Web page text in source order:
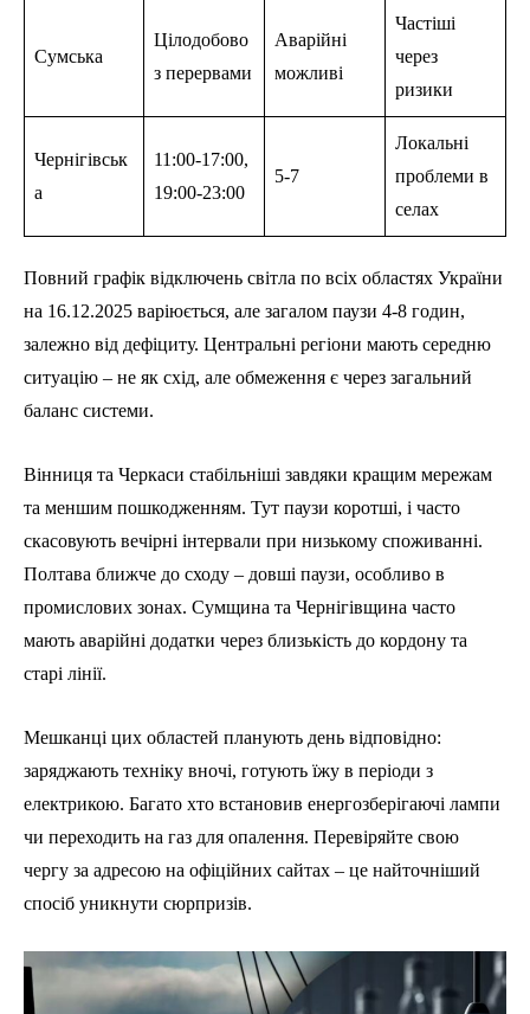
Сумська
Цілодобово
з перервами
Аварійні
можливі
Частіші
через
ризики
Чернігівськ
а
11:00-17:00,
19:00-23:00
5-7
Локальні
проблеми в
селах
Повний графік відключень світла по всіх областях України
на 16.12.2025 варіюється, але загалом паузи 4-8 годин,
залежно від дефіциту. Центральні регіони мають середню
ситуацію – не як схід, але обмеження є через загальний
баланс системи.
Вінниця та Черкаси стабільніші завдяки кращим мережам
та меншим пошкодженням. Тут паузи коротші, і часто
скасовують вечірні інтервали при низькому споживанні.
Полтава ближче до сходу – довші паузи, особливо в
промислових зонах. Сумщина та Чернігівщина часто
мають аварійні додатки через близькість до кордону та
старі лінії.
Мешканці цих областей планують день відповідно:
заряджають техніку вночі, готують їжу в періоди з
електрикою. Багато хто встановив енергозберігаючі лампи
чи переходить на газ для опалення. Перевіряйте свою
чергу за адресою на офіційних сайтах – це найточніший
спосіб уникнути сюрпризів.